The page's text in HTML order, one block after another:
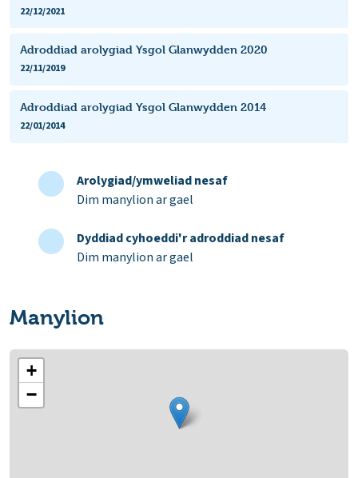
22/12/2021
Adroddiad arolygiad Ysgol Glanwydden 2020
22/11/2019
Adroddiad arolygiad Ysgol Glanwydden 2014
22/01/2014
Arolygiad/ymweliad nesaf
Dim manylion ar gael
Dyddiad cyhoeddi'r adroddiad nesaf
Dim manylion ar gael
Manylion
+
−